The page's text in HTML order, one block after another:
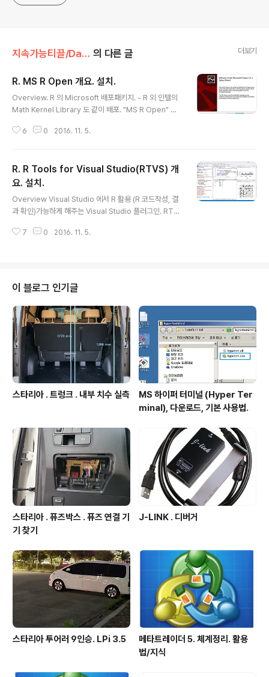
지속가능티끌/Data.Math.Phys 의 다른 글 더보기
R. MS R Open 개요. 설치.
Overview. R 의 Microsoft 배포패키지. - R 외 인텔의
Math Kernel Library 도 같이 배포. "MS R Open" 사
연관정보. Visual Studio 에서 R 작업하기 위한 "R Tool
16년 11월 5일) 최신버전.설치파일 다운로드 주소 : http
s://mran.revolutionanalytics.com/download/ 설치
첫화면. Inte,의 Math Kernel Library도 설치한다는 창
이다. 설치완료화면...
6 0 2016. 11. 5.
R. R Tools for Visual Studio(RTVS) 개
요. 설치.
Overview Visual Studio 에서 R 활용 (R 코드작성, 결
과 확인)가능하게 해주는 Visual Studio 플러그인. RTV
배포패키지. 1. CRAN R2. Microsoft R Open : 설치하
2. Visual Studio Community 2015 update 3 이상
설치되어있어야 함. 설치파일 다운로드 주소 : https://ww
w.visualstudio.com/ko/vs/rtvs/ 위..
7 0 2016. 11. 5.
이 블로그 인기글
스타리아 . 트렁크 . 내부 치수 실측
MS 하이퍼 터미널 (Hyper Ter
minal), 다운로드, 기본 사용법.
스타리아 . 퓨즈박스 . 퓨즈 연결 기
기 찾기
J-LINK . 디버거
스타리아 투어러 9인승. LPi 3.5
메타트레이더 5. 체계정리. 활용
법/지식